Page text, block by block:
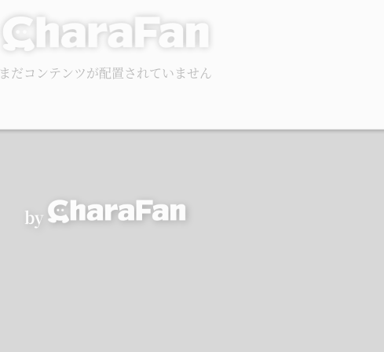
まだコンテンツが配置されていません
by